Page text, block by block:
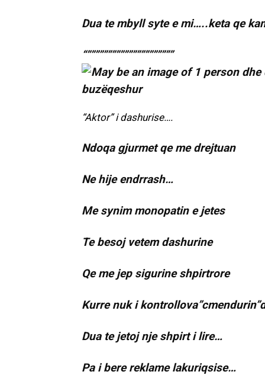
Dua te mbyll syte e mi…..keta qe
“”””””””””””””””””””””
“Aktor” i dashurise….
Ndoqa gjurmet qe me drejtuan
Ne hije endrrash…
Me synim monopatin e jetes
Te besoj vetem dashurine
Qe me jep sigurine shpirtrore
Kurre nuk i
Dua te jetoj nje shpirt i lire…
Pa i bere reklame lakuriqsise…